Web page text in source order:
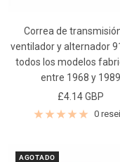
Correa de
ventilador y alternador
todos los modelos
entre 1968 y 1989
Precio
de
£4.14 GBP
0
AGOTADO